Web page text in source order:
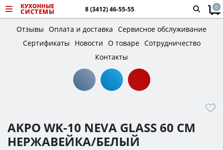
8 (3412) 46-55-55 0
Отзывы Оплата и доставка Сервисное обслуживание
Сертификаты
Новости О товаре Сотрудничество
Контакты
AKPO WK-10 NEVA GLASS 60 СМ
НЕРЖАВЕЙКА/БЕЛЫЙ